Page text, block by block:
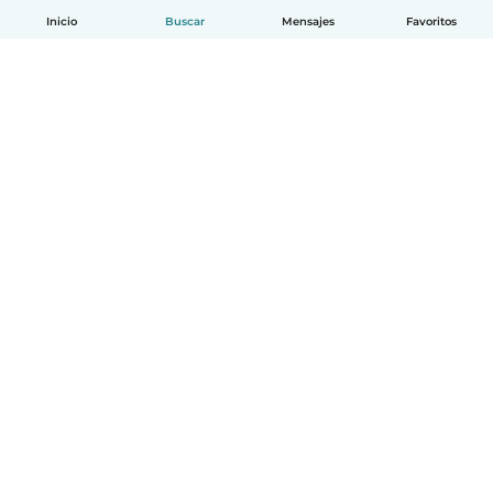
Inicio Buscar Mensajes Favoritos